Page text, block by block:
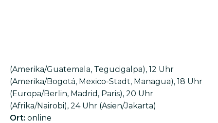
(Amerika/Guatemala, Tegucigalpa), 12 Uhr
(Amerika/Bogotá, Mexico-Stadt, Managua), 18 Uhr
(Europa/Berlin, Madrid, Paris), 20 Uhr
(Afrika/Nairobi), 24 Uhr (Asien/Jakarta)
Ort: online